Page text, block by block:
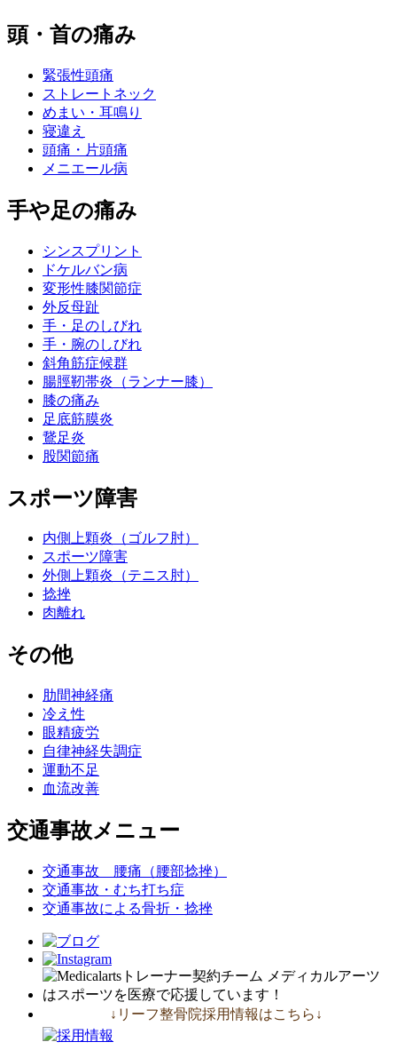
頭・首の痛み
緊張性頭痛
ストレートネック
めまい・耳鳴り
寝違え
頭痛・片頭痛
メニエール病
手や足の痛み
シンスプリント
ドケルバン病
変形性膝関節症
外反母趾
手・足のしびれ
手・腕のしびれ
斜角筋症候群
腸脛靭帯炎（ランナー膝）
膝の痛み
足底筋膜炎
鵞足炎
股関節痛
スポーツ障害
内側上顆炎（ゴルフ肘）
スポーツ障害
外側上顆炎（テニス肘）
捻挫
肉離れ
その他
肋間神経痛
冷え性
眼精疲労
自律神経失調症
運動不足
血流改善
交通事故メニュー
交通事故 腰痛（腰部捻挫）
交通事故・むち打ち症
交通事故による骨折・捻挫
↓リーフ整骨院採用情報はこちら↓